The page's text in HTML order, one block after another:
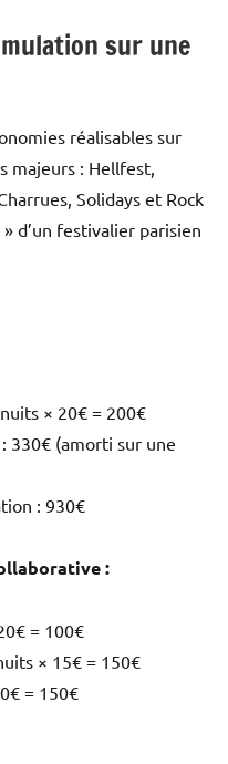
sur une
réalisables sur
majeurs : Hellfest,
Solidays et Rock
d’un festivalier parisien
× 20€ = 200€
330€ (amorti sur une
: 930€
:
= 100€
× 15€ = 150€
= 150€